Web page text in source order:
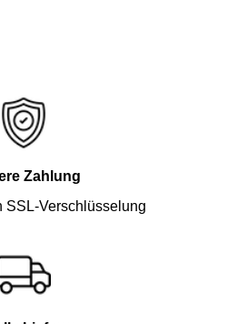
Zahlung
SSL-Verschlüsselung